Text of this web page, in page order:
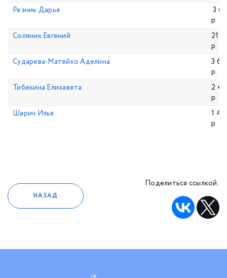
Резник Дарья
3
р.
Соляник Евгений
21
р.
Сударева-Матейко Аделина
3
р.
Тибекина Елизавета
2
р.
Шарич Илья
1
р.
НАЗАД
Поделиться ссылкой: